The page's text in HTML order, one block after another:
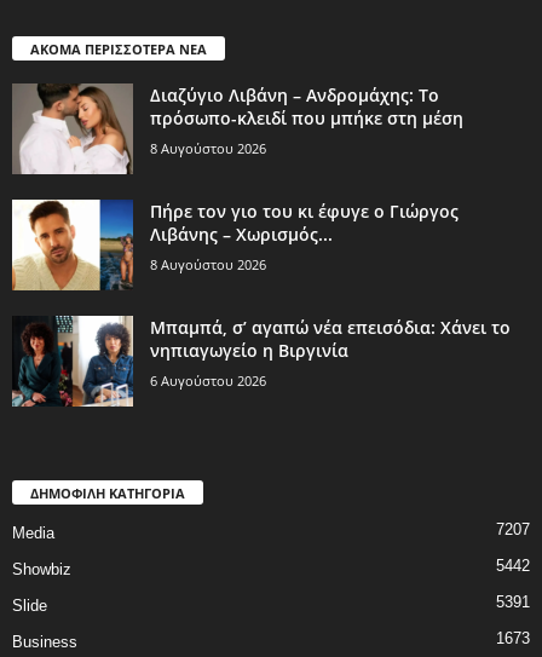
ΑΚΟΜΑ ΠΕΡΙΣΣΟΤΕΡΑ ΝΕΑ
Διαζύγιο Λιβάνη – Ανδρομάχης: Το
πρόσωπο-κλειδί που μπήκε στη μέση
8 Αυγούστου 2026
Πήρε τον γιο του κι έφυγε ο Γιώργος
Λιβάνης – Χωρισμός...
8 Αυγούστου 2026
Μπαμπά, σ’ αγαπώ νέα επεισόδια: Χάνει το
νηπιαγωγείο η Βιργινία
6 Αυγούστου 2026
ΔΗΜΟΦΙΛΗ ΚΑΤΗΓΟΡΙΑ
Media 7207
Showbiz 5442
Slide 5391
Business 1673